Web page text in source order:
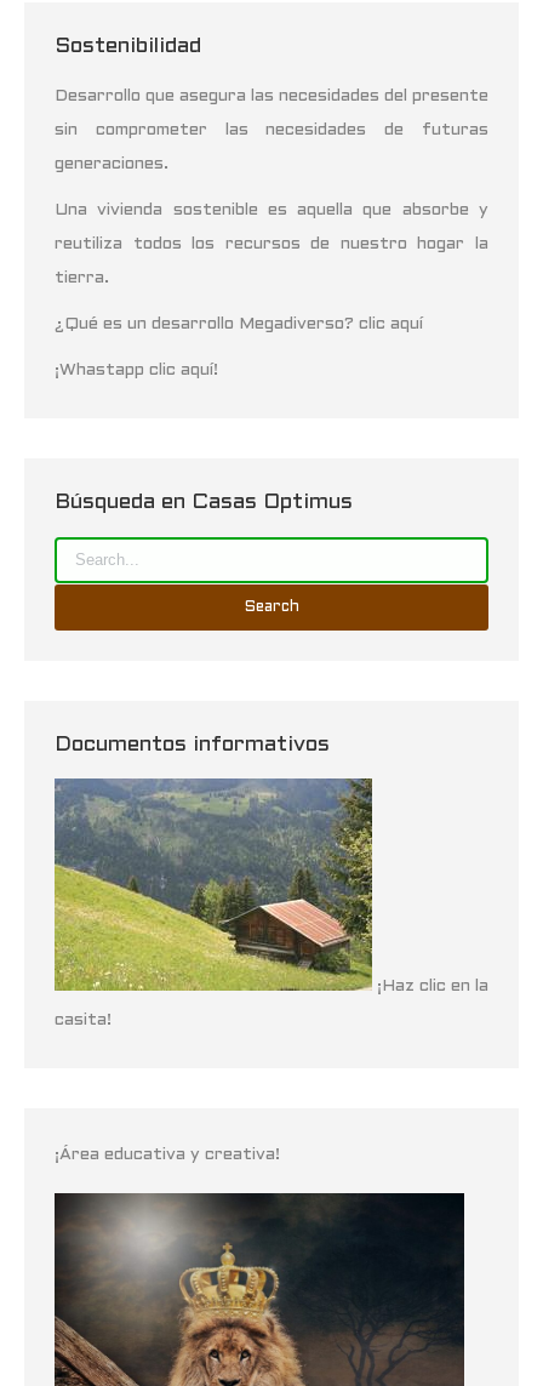
Sostenibilidad
Desarrollo que asegura las necesidades del presente
sin comprometer las necesidades de futuras
generaciones.
Una vivienda sostenible es aquella que absorbe y
reutiliza todos los recursos de nuestro hogar la
tierra.
¿Qué es un desarrollo Megadiverso? clic aquí
¡Whastapp clic aquí!
Búsqueda en Casas Optimus
Documentos informativos
¡Haz clic en la
casita!
¡Área educativa y creativa!